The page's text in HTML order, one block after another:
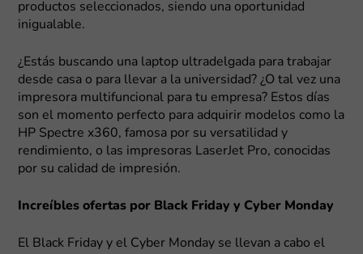
productos seleccionados, siendo una oportunidad
inigualable.
¿Estás buscando una laptop ultradelgada para trabajar
desde casa o para llevar a la universidad? ¿O tal vez una
impresora multifuncional para tu empresa? Estos días
son el momento perfecto para adquirir modelos como la
HP Spectre x360, famosa por su versatilidad y
rendimiento, o las impresoras LaserJet Pro, conocidas
por su calidad de impresión.
Increíbles ofertas por Black Friday y Cyber Monday
El Black Friday y el Cyber Monday se llevan a cabo el